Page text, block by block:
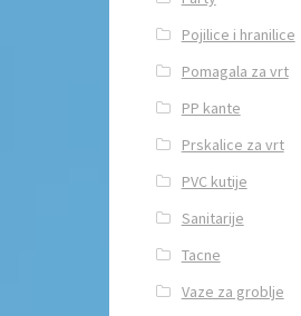
Pojilice i hranilice
Pomagala za vrt
PP kante
Prskalice za vrt
PVC kutije
Sanitarije
Tacne
Vaze za groblje